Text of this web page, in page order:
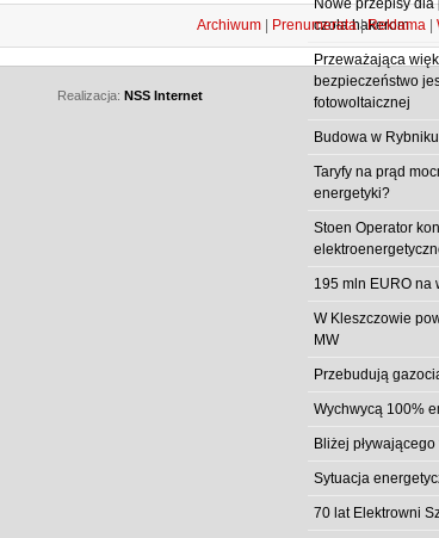
Nowe przepisy dla
czoła hakerom
Przeważająca
bezpieczeństwo
fotowoltaicznej
Budowa w Rybniku
Taryfy na prąd
energetyki?
Stoen Operator
195 mln EURO na
W Kleszczowie
MW
Przebudują
Wychwycą 100%
Bliżej
Sytuacja
70 lat Elektrowni
Archiwum | Prenumerata|Reklama |
Realizacja: NSS Internet